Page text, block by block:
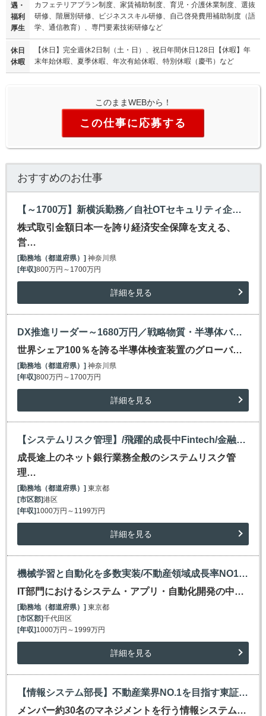
遇・
福利
厚生
カフェテリアプラン制度、家賃補助制度、育児・介護休業制度、選抜
研修、階層別研修、ビジネススキル研修、自己啓発費用補助制度（語
学、通信教育）、専門要素技術研修など
休日
休暇
【休日】完全週休2日制（土・日）、祝日年間休日128日【休暇】年
末年始休暇、夏季休暇、年次有給休暇、特別休暇（慶弔）など
このままWEBから！
この仕事に応募する
おすすめのお仕事
【～1700万】新横浜勤務／自社OTセキュリティ企画・導入／世界シェア100%半導体製造装置メーカー
株式取引金額日本一を誇り経済安全保障を支える、
営…
[勤務地（都道府県）]神奈川県
[年収]800万円～1700万円
詳細を見る
DX推進リーダー～1680万円／戦略物質・半導体バリューチェーンのコア世界シェア100％装置メーカー
世界シェア100％を誇る半導体検査装置のグローバ…
[勤務地（都道府県）]神奈川県
[年収]800万円～1700万円
詳細を見る
【システムリスク管理】/飛躍的成長中Fintech/金融をあらゆる事業に溶け込ませる/～1200万円
成長途上のネット銀行業務全般のシステムリスク管
理…
[勤務地（都道府県）]東京都
[市区郡]港区
[年収]1000万円～1199万円
詳細を見る
機械学習と自動化を多数実装/不動産領域成長率NO1/フルスタックエンジニア/～2000万円
IT部門におけるシステム・アプリ・自動化開発の中…
[勤務地（都道府県）]東京都
[市区郡]千代田区
[年収]1000万円～1999万円
詳細を見る
【情報システム部長】不動産業界NO.1を目指す東証プライム上場企業/～3000万円程度
メンバー約30名のマネジメントを行う情報システム…